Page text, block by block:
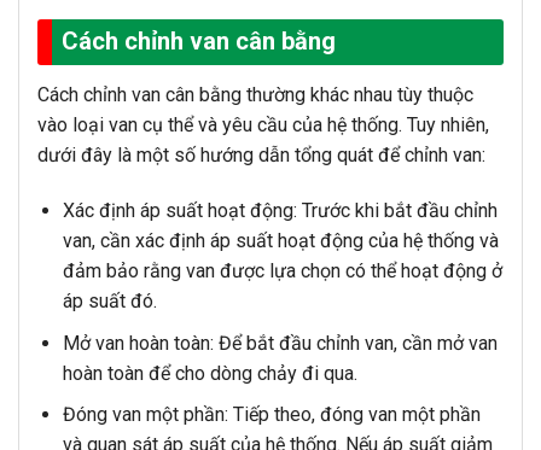
Cách chỉnh van cân bằng
Cách chỉnh van cân bằng thường khác nhau tùy thuộc
vào loại van cụ thể và yêu cầu của hệ thống. Tuy nhiên,
dưới đây là một số hướng dẫn tổng quát để chỉnh van:
Xác định áp suất hoạt động: Trước khi bắt đầu chỉnh
van, cần xác định áp suất hoạt động của hệ thống và
đảm bảo rằng van được lựa chọn có thể hoạt động ở
áp suất đó.
Mở van hoàn toàn: Để bắt đầu chỉnh van, cần mở van
hoàn toàn để cho dòng chảy đi qua.
Đóng van một phần: Tiếp theo, đóng van một phần
và quan sát áp suất của hệ thống. Nếu áp suất giảm